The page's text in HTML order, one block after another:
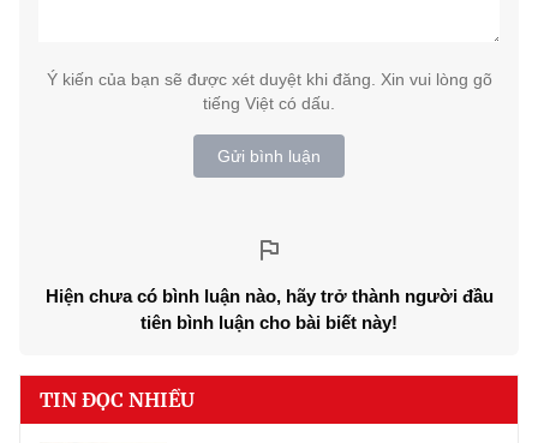
Ý kiến của bạn sẽ được xét duyệt khi đăng. Xin vui lòng gõ
tiếng Việt có dấu.
Gửi bình luận
Hiện chưa có bình luận nào, hãy trở thành người đầu
tiên bình luận cho bài biết này!
TIN ĐỌC NHIỀU